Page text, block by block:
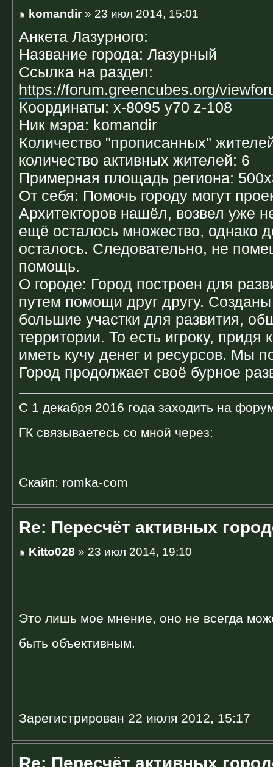
komandir» 23 июл 2014, 15:01
Анкета Лазурного:
Название города: Лазурный
Ссылка на раздел:
https://forum.greencubes.org/
Координаты: x-8095 y70 z-108
Ник мэра: komandir
Количество "прописанных"
количество активных жителей: 6
Примерная площадь региона:
От себя: Помочь городу могут
Архитекторов нашёл, возвел уже
ещё осталось множество, однако
осталось. Следовательно, не
помощь.
О городе: Город построен для
путем помощи друг другу.
большие участки для развития,
территории. То есть игроку, придя
иметь кучу денег и ресурсов. Мы
Город продолжает своё бурное
С 1 декабря 2016 года заходить на
ГК связываетесь со мной через:
Скайп: romka-com
Re: Пересчёт активных
Kitto028 » 23 июл 2014, 19:10
Это лишь мое мнение, оно не всегда
быть объективным.
Зарегистрирован 22 июля 2012, 15:17